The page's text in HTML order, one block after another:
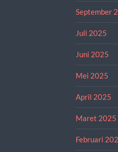
September
Juli 2025
Juni 2025
Mei 2025
April 2025
Maret 2025
Februari